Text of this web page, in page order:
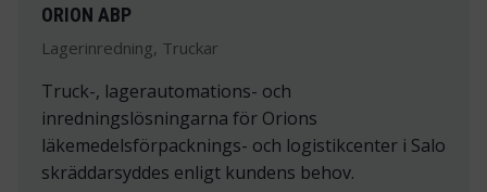
ORION ABP
Lagerinredning, Truckar
Truck-, lagerautomations- och
inredningslösningarna för Orions
läkemedelsförpacknings- och logistikcenter i Salo
skräddarsyddes enligt kundens behov.